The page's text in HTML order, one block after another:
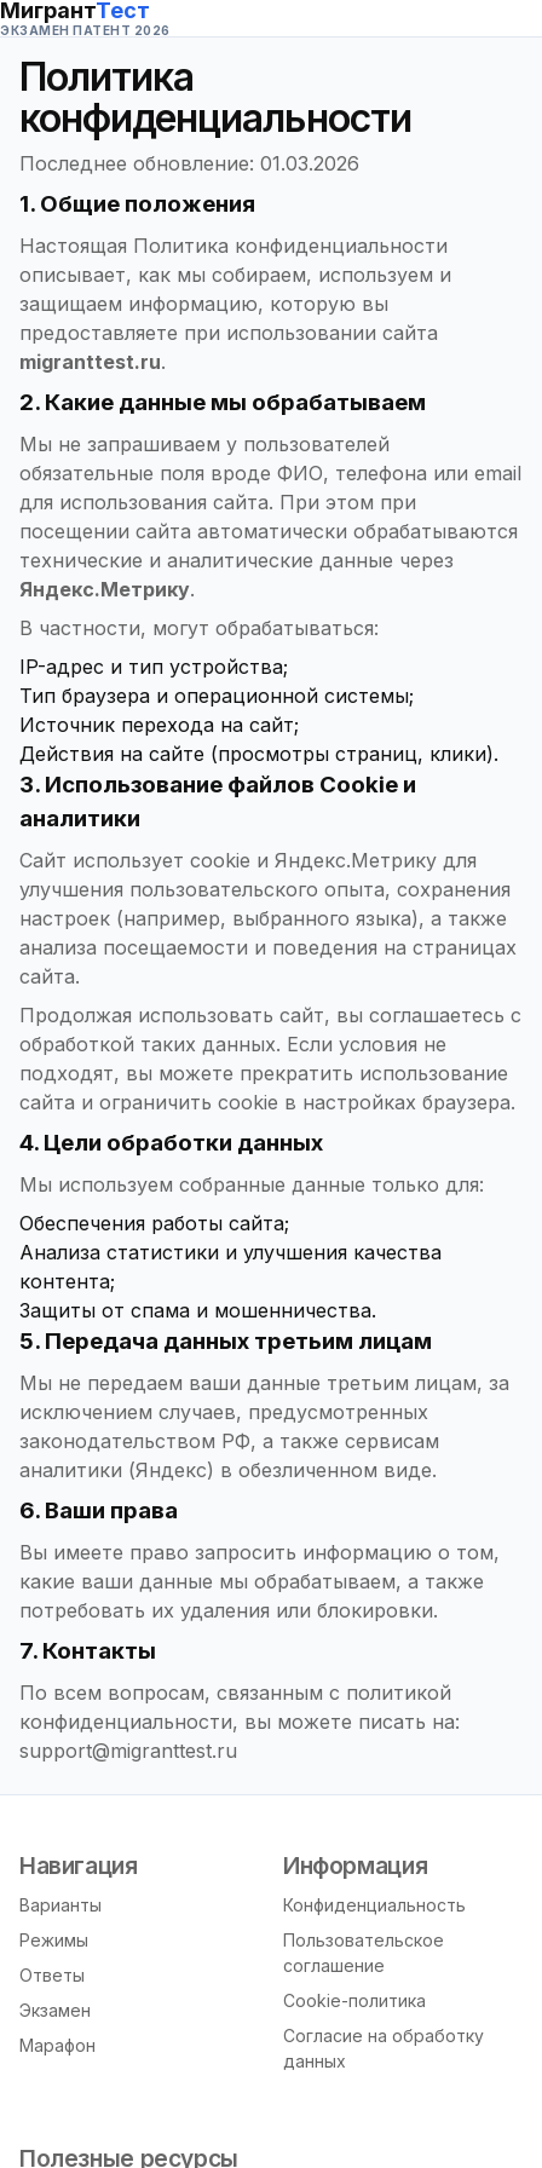
МигрантТест
ЭКЗАМЕН ПАТЕНТ 2026
Политика
конфиденциальности
Последнее обновление: 01.03.2026
1. Общие положения
Настоящая Политика конфиденциальности
описывает, как мы собираем, используем и
защищаем информацию, которую вы
предоставляете при использовании сайта
migranttest.ru.
2. Какие данные мы обрабатываем
Мы не запрашиваем у пользователей
обязательные поля вроде ФИО, телефона или email
для использования сайта. При этом при
посещении сайта автоматически обрабатываются
технические и аналитические данные через
Яндекс.Метрику.
В частности, могут обрабатываться:
IP-адрес и тип устройства;
Тип браузера и операционной системы;
Источник перехода на сайт;
Действия на сайте (просмотры страниц, клики).
3. Использование файлов Cookie и
аналитики
Сайт использует cookie и Яндекс.Метрику для
улучшения пользовательского опыта, сохранения
настроек (например, выбранного языка), а также
анализа посещаемости и поведения на страницах
сайта.
Продолжая использовать сайт, вы соглашаетесь с
обработкой таких данных. Если условия не
подходят, вы можете прекратить использование
сайта и ограничить cookie в настройках браузера.
4. Цели обработки данных
Мы используем собранные данные только для:
Обеспечения работы сайта;
Анализа статистики и улучшения качества
контента;
Защиты от спама и мошенничества.
5. Передача данных третьим лицам
Мы не передаем ваши данные третьим лицам, за
исключением случаев, предусмотренных
законодательством РФ, а также сервисам
аналитики (Яндекс) в обезличенном виде.
6. Ваши права
Вы имеете право запросить информацию о том,
какие ваши данные мы обрабатываем, а также
потребовать их удаления или блокировки.
7. Контакты
По всем вопросам, связанным с политикой
конфиденциальности, вы можете писать на:
support@migranttest.ru
Навигация
Варианты
Режимы
Ответы
Экзамен
Марафон
Информация
Конфиденциальность
Пользовательское
соглашение
Cookie-политика
Согласие на обработку
данных
Полезные ресурсы